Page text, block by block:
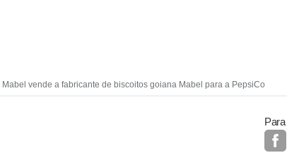
vende a fabricante de biscoitos goiana Mabel para a PepsiCo